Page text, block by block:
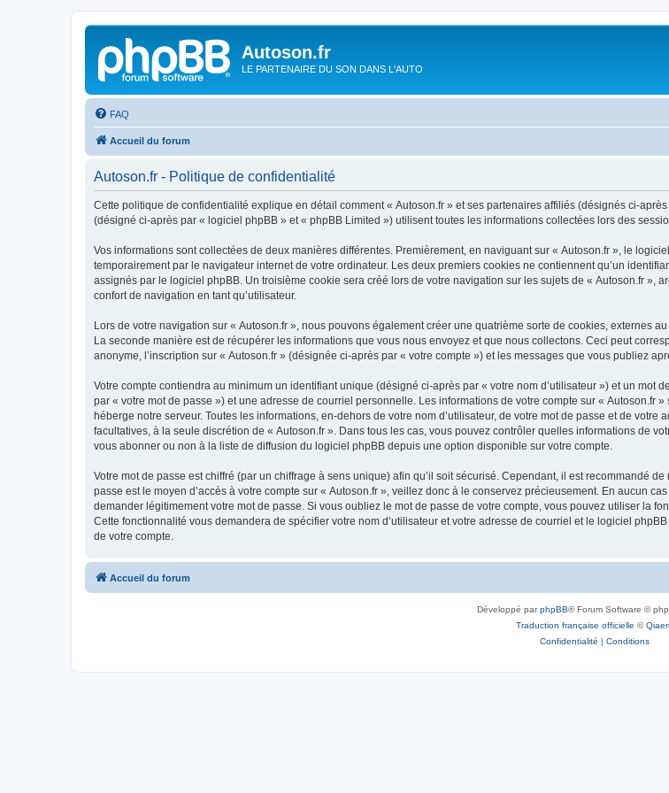
Autoson.fr
LE PARTENAIRE DU SON DANS L'AUTO
FAQ
Accueil du forum
Autoson.fr - Politique de confidentialité
Cette politique de confidentialité explique en détail comment « Autoson.fr » et ses partenaires affiliés (désignés ci-
(désigné ci-après par « logiciel phpBB » et « phpBB Limited ») utilisent toutes les informations collectées lors des
Vos informations sont collectées de deux manières différentes. Premièrement, en naviguant sur « Autoson.fr », le
temporairement par le navigateur internet de votre ordinateur. Les deux premiers cookies ne contiennent qu’un
assignés par le logiciel phpBB. Un troisième cookie sera créé lors de votre navigation sur les sujets de « Autoson.fr »,
confort de navigation en tant qu’utilisateur.
Lors de votre navigation sur « Autoson.fr », nous pouvons également créer une quatrième sorte de cookies, externes
La seconde manière est de récupérer les informations que vous nous envoyez et que nous collectons. Ceci peut
anonyme, l’inscription sur « Autoson.fr » (désignée ci-après par « votre compte ») et les messages que vous publiez
Votre compte contiendra au minimum un identifiant unique (désigné ci-après par « votre nom d’utilisateur ») et un
par « votre mot de passe ») et une adresse de courriel personnelle. Les informations de votre compte sur «
héberge notre serveur. Toutes les informations, en-dehors de votre nom d’utilisateur, de votre mot de passe et de
facultatives, à la seule discrétion de « Autoson.fr ». Dans tous les cas, vous pouvez contrôler quelles informations de
vous abonner ou non à la liste de diffusion du logiciel phpBB depuis une option disponible sur votre compte.
Votre mot de passe est chiffré (par un chiffrage à sens unique) afin qu’il soit sécurisé. Cependant, il est recommandé
passe est le moyen d’accès à votre compte sur « Autoson.fr », veillez donc à le conservez précieusement. En aucun
demander légitimement votre mot de passe. Si vous oubliez le mot de passe de votre compte, vous pouvez utiliser la
Cette fonctionnalité vous demandera de spécifier votre nom d’utilisateur et votre adresse de courriel et le logiciel
de votre compte.
Accueil du forum
Développé parphpBB® Forum Software ©
Traduction française officielle ©
Confidentialité | Conditions